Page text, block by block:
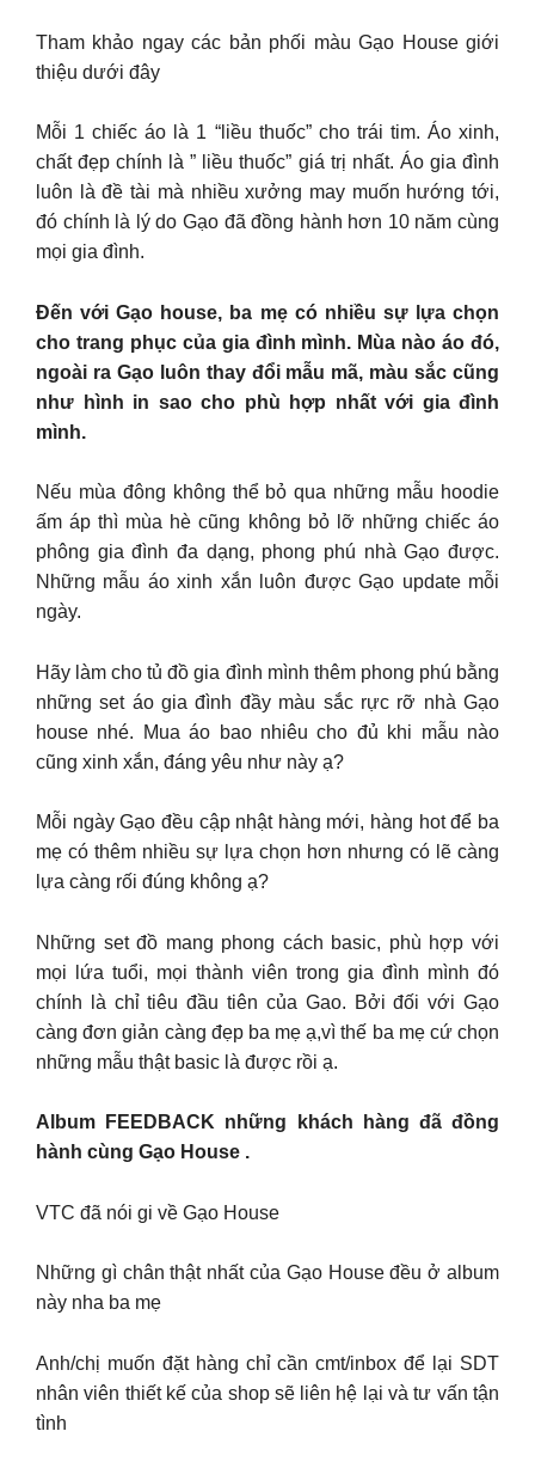
Tham khảo ngay các bản phối màu Gạo House giới
thiệu dưới đây
Mỗi 1 chiếc áo là 1 “liều thuốc” cho trái tim. Áo xinh,
chất đẹp chính là ” liều thuốc” giá trị nhất. Áo gia đình
luôn là đề tài mà nhiều xưởng may muốn hướng tới,
đó chính là lý do Gạo đã đồng hành hơn 10 năm cùng
mọi gia đình.
Đến với Gạo house, ba mẹ có nhiều sự lựa chọn
cho trang phục của gia đình mình. Mùa nào áo đó,
ngoài ra Gạo luôn thay đổi mẫu mã, màu sắc cũng
như hình in sao cho phù hợp nhất với gia đình
mình.
Nếu mùa đông không thể bỏ qua những mẫu hoodie
ấm áp thì mùa hè cũng không bỏ lỡ những chiếc áo
phông gia đình đa dạng, phong phú nhà Gạo được.
Những mẫu áo xinh xắn luôn được Gạo update mỗi
ngày.
Hãy làm cho tủ đồ gia đình mình thêm phong phú bằng
những set áo gia đình đầy màu sắc rực rỡ nhà Gạo
house nhé. Mua áo bao nhiêu cho đủ khi mẫu nào
cũng xinh xắn, đáng yêu như này ạ?
Mỗi ngày Gạo đều cập nhật hàng mới, hàng hot để ba
mẹ có thêm nhiều sự lựa chọn hơn nhưng có lẽ càng
lựa càng rối đúng không ạ?
Những set đồ mang phong cách basic, phù hợp với
mọi lứa tuổi, mọi thành viên trong gia đình mình đó
chính là chỉ tiêu đầu tiên của Gao. Bởi đối với Gạo
càng đơn giản càng đẹp ba mẹ ạ,vì thế ba mẹ cứ chọn
những mẫu thật basic là được rồi ạ.
Album FEEDBACK những khách hàng đã đồng
hành cùng Gạo House .
VTC đã nói gi về Gạo House
Những gì chân thật nhất của Gạo House đều ở album
này nha ba mẹ
Anh/chị muốn đặt hàng chỉ cần cmt/inbox để lại SDT
nhân viên thiết kế của shop sẽ liên hệ lại và tư vấn tận
tình